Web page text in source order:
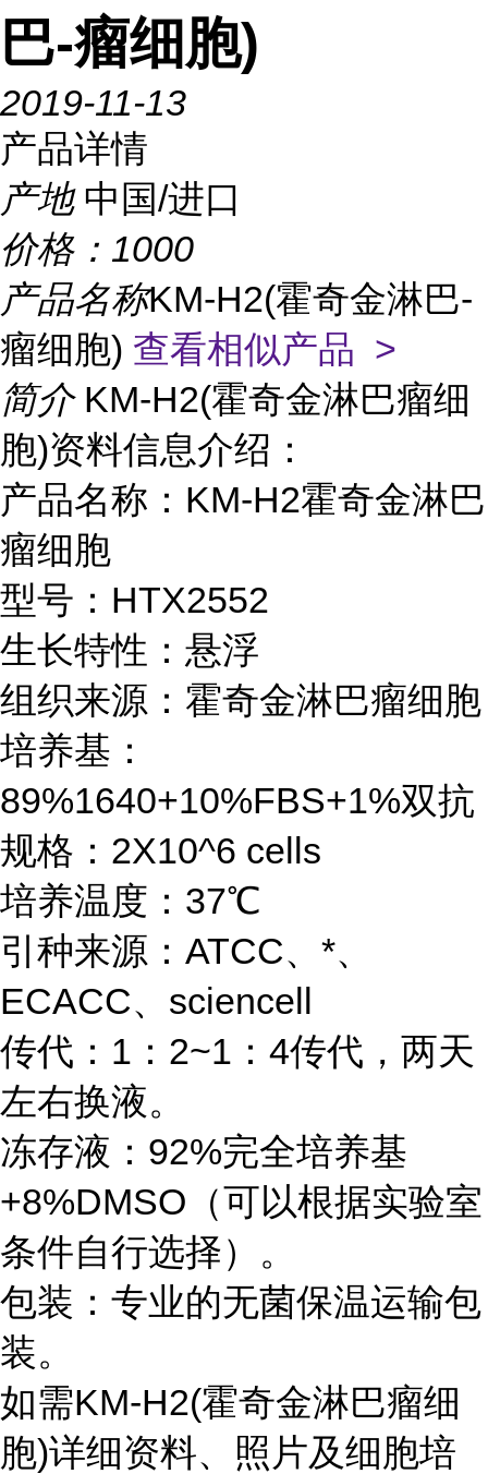
巴-瘤细胞)
2019-11-13
产品详情
产地 中国/进口
价格： 1000
产品名称KM-H2(霍奇金淋巴-
瘤细胞) 查看相似产品 >
简介 KM-H2(霍奇金淋巴瘤细
胞)资料信息介绍：
产品名称：KM-H2霍奇金淋巴
瘤细胞
型号：HTX2552
生长特性：悬浮
组织来源：霍奇金淋巴瘤细胞
培养基：
89%1640+10%FBS+1%双抗
规格：2X10^6 cells
培养温度：37℃
引种来源：ATCC、*、
ECACC、sciencell
传代：1：2~1：4传代，两天
左右换液。
冻存液：92%完全培养基
+8%DMSO（可以根据实验室
条件自行选择）。
包装：专业的无菌保温运输包
装。
如需KM-H2(霍奇金淋巴瘤细
胞)详细资料、照片及细胞培